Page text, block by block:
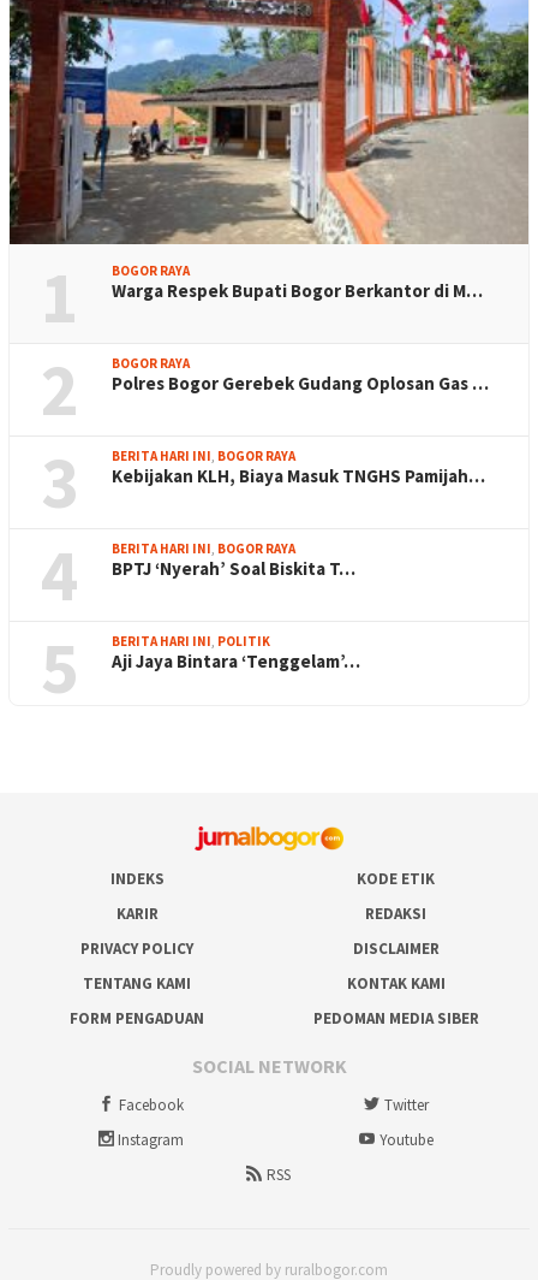
1 BOGOR RAYA
Warga Respek Bupati Bogor Berkantor di M…
2 BOGOR RAYA
Polres Bogor Gerebek Gudang Oplosan Gas …
3 BERITA HARI INI BOGOR RAYA
Kebijakan KLH, Biaya Masuk TNGHS Pamijah…
4 BERITA HARI INI BOGOR RAYA
BPTJ ‘Nyerah’ Soal Biskita T…
5 BERITA HARI INI POLITIK
Aji Jaya Bintara ‘Tenggelam’…
INDEKS
KODE ETIK
KARIR
REDAKSI
PRIVACY POLICY
DISCLAIMER
TENTANG KAMI
KONTAK KAMI
FORM PENGADUAN
PEDOMAN MEDIA SIBER
SOCIAL NETWORK
Facebook
Twitter
Instagram
Youtube
RSS
Proudly powered by ruralbogor.com